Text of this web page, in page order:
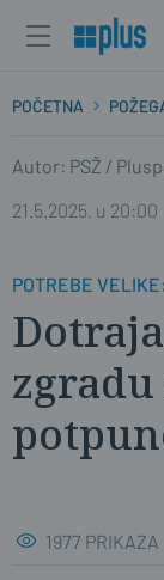
POČETNA
Autor: PSŽ /
21.5.2025. u 20:00
POTREBE
1977 PRIKAZA